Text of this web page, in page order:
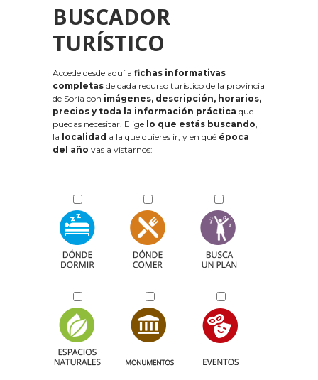
BUSCADOR
TURÍSTICO
Accede desde aquí a fichas informativas
completas de cada recurso turístico de la provincia
de Soria con imágenes, descripción, horarios,
precios y toda la información práctica que
puedas necesitar. Elige lo que estás buscando,
la localidad a la que quieres ir, y en qué época
del año vas a vistarnos: